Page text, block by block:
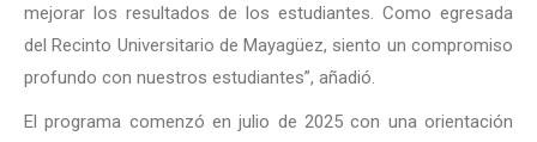
mejorar los resultados de los estudiantes. Como egresada
del Recinto Universitario de Mayagüez, siento un compromiso
profundo con nuestros estudiantes”, añadió.
El programa comenzó en julio de 2025 con una orientación